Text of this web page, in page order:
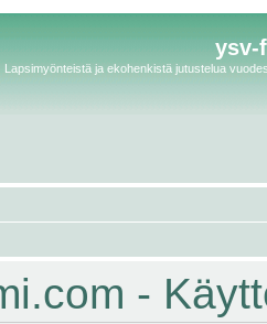
ysv-
Lapsimyönteistä ja ekohenkistä jutustelua
-